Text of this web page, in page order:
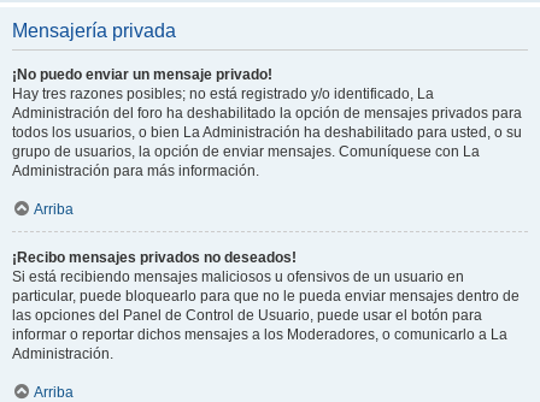
Mensajería privada
¡No puedo enviar un mensaje privado!
Hay tres razones posibles; no está registrado y/o identificado, La
Administración del foro ha deshabilitado la opción de mensajes privados para
todos los usuarios, o bien La Administración ha deshabilitado para usted, o su
grupo de usuarios, la opción de enviar mensajes. Comuníquese con La
Administración para más información.
Arriba
¡Recibo mensajes privados no deseados!
Si está recibiendo mensajes maliciosos u ofensivos de un usuario en
particular, puede bloquearlo para que no le pueda enviar mensajes dentro de
las opciones del Panel de Control de Usuario, puede usar el botón para
informar o reportar dichos mensajes a los Moderadores, o comunicarlo a La
Administración.
Arriba